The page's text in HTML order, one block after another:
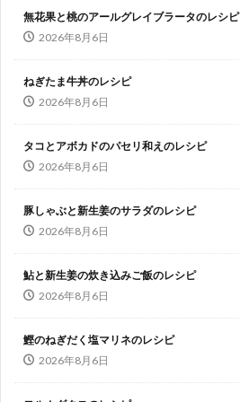
無花果と桃のアールグレイブラータのレシピ
2026年8月6日
ねぎたま牛丼のレシピ
2026年8月6日
タコとアボカドのパセリ和えのレシピ
2026年8月6日
豚しゃぶと新生姜のサラダのレシピ
2026年8月6日
鮎と新生姜の炊き込みご飯のレシピ
2026年8月6日
鰹のねぎだく塩マリネのレシピ
2026年8月6日